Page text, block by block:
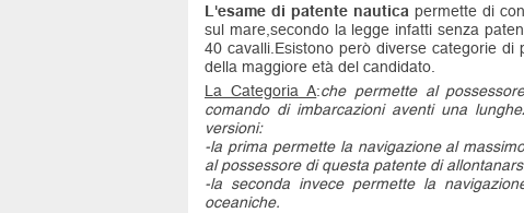
L'esame di patente nautica permette di
sul mare,secondo la legge infatti senza
40 cavalli.Esistono però diverse categorie
della maggiore età del candidato.
La Categoria A:che permette al
comando di imbarcazioni aventi una
versioni:
-la prima permette la navigazione al
al possessore di questa patente di
-la seconda invece permette la
oceaniche.